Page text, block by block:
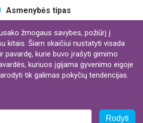
Asmenybės tipas
žmogaus savybes, požiūrį į
kitais. Šiam skaičiui nustatyti visada
pavardę, kurie buvo įrašyti gimimo
kuriuos įgijama gyvenimo eigoje
tik galimas pokyčių tendencijas.
Rodyti